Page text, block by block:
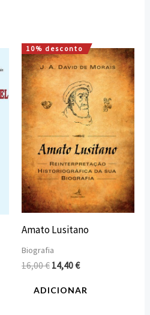
10% desconto
Amato Lusitano
Biografia
16,00€
O
preço
original
era:
16,00 €.
14,40€
O
preço
atual
é:
14,40 €.
ADICIONAR